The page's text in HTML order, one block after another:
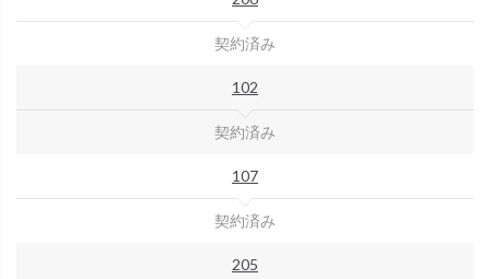
契約済み
102
契約済み
107
契約済み
205